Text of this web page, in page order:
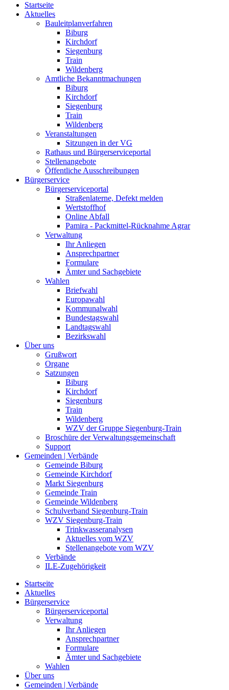
Startseite
Aktuelles
Bauleitplanverfahren
Biburg
Kirchdorf
Siegenburg
Train
Wildenberg
Amtliche Bekanntmachungen
Biburg
Kirchdorf
Siegenburg
Train
Wildenberg
Veranstaltungen
Sitzungen in der VG
Rathaus und Bürgerserviceportal
Stellenangebote
Öffentliche Ausschreibungen
Bürgerservice
Bürgerserviceportal
Straßenlaterne, Defekt melden
Wertstoffhof
Online Abfall
Pamira - Packmittel-Rücknahme Agrar
Verwaltung
Ihr Anliegen
Ansprechpartner
Formulare
Ämter und Sachgebiete
Wahlen
Briefwahl
Europawahl
Kommunalwahl
Bundestagswahl
Landtagswahl
Bezirkswahl
Über uns
Grußwort
Organe
Satzungen
Biburg
Kirchdorf
Siegenburg
Train
Wildenberg
WZV der Gruppe Siegenburg-Train
Broschüre der Verwaltungsgemeinschaft
Support
Gemeinden | Verbände
Gemeinde Biburg
Gemeinde Kirchdorf
Markt Siegenburg
Gemeinde Train
Gemeinde Wildenberg
Schulverband Siegenburg-Train
WZV Siegenburg-Train
Trinkwasseranalysen
Aktuelles vom WZV
Stellenangebote vom WZV
Verbände
ILE-Zugehörigkeit
Startseite
Aktuelles
Bürgerservice
Bürgerserviceportal
Verwaltung
Ihr Anliegen
Ansprechpartner
Formulare
Ämter und Sachgebiete
Wahlen
Über uns
Gemeinden | Verbände